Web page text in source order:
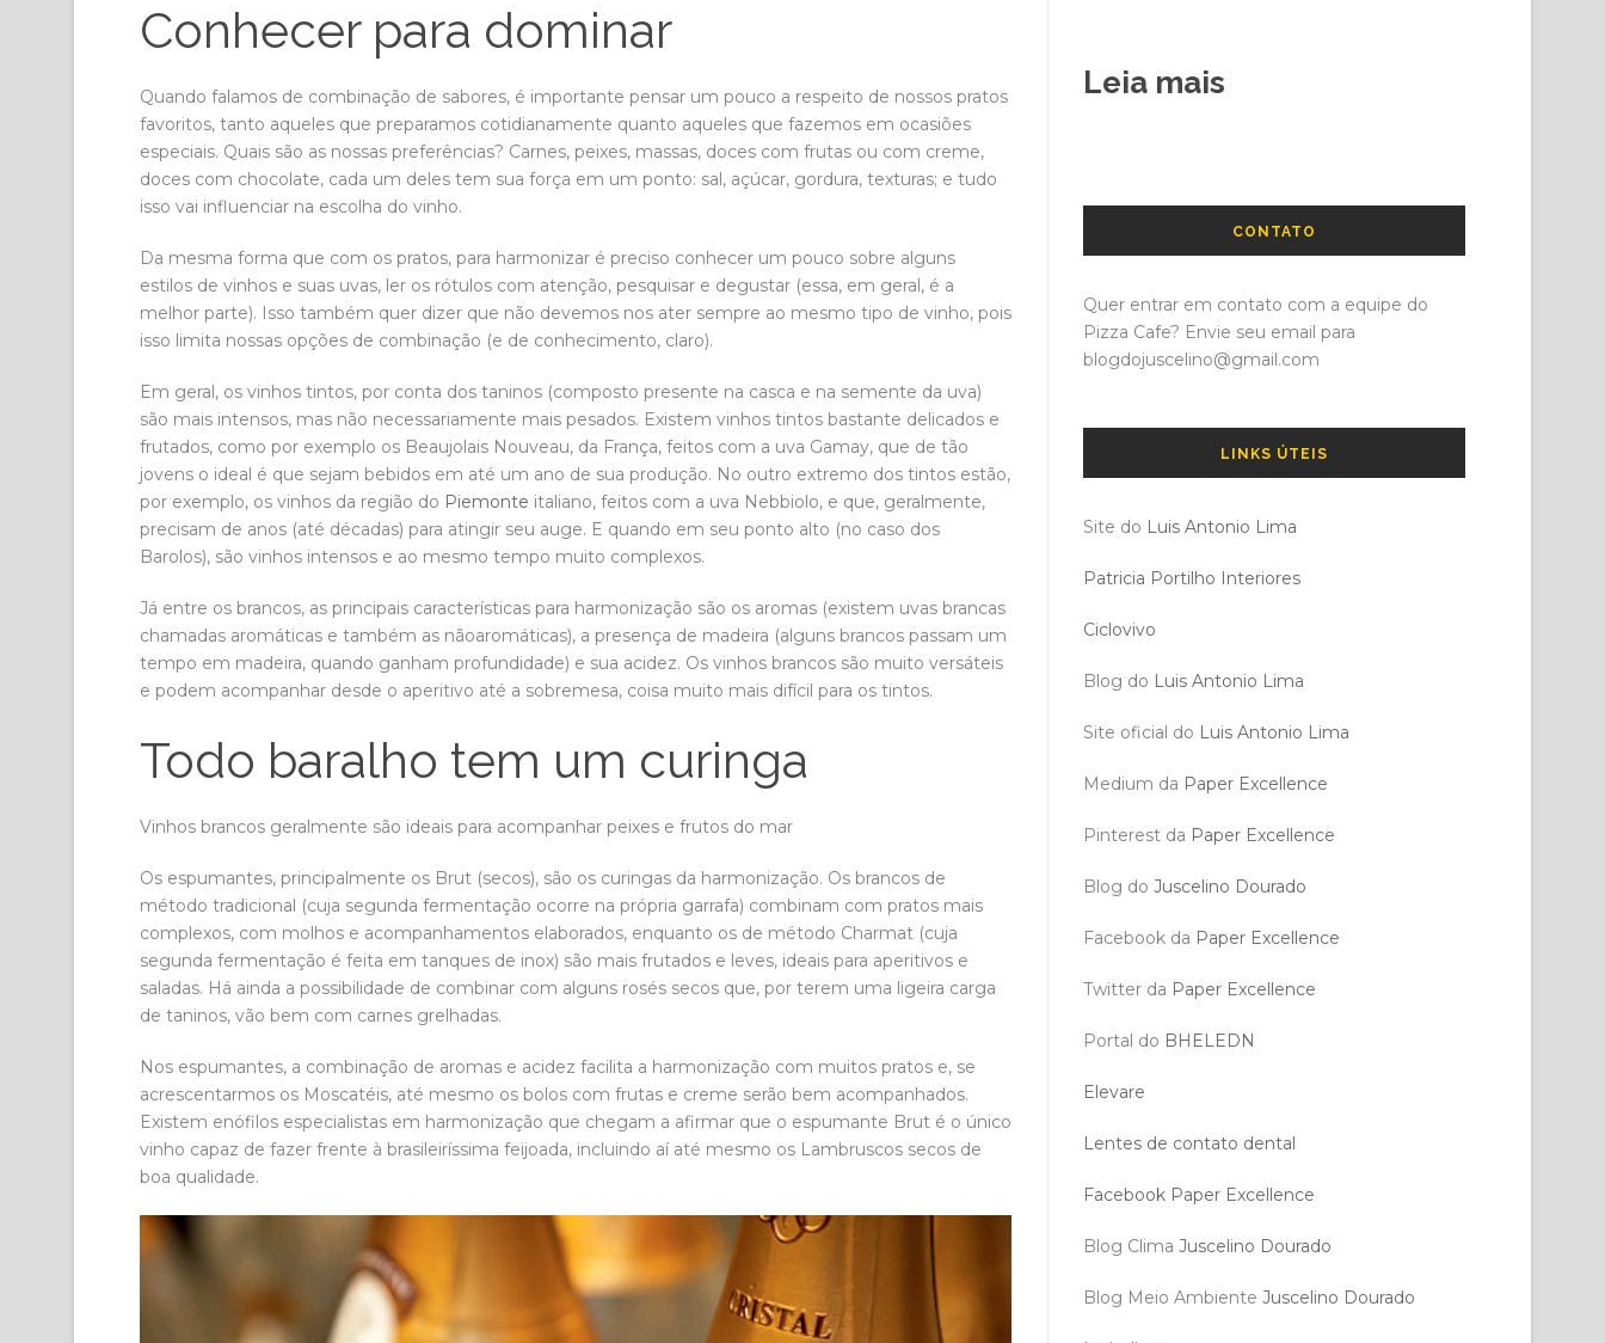
Conhecer para dominar
Quando falamos de combinação de sabores, é importante pensar um pouco a respeito de nossos pratos
favoritos, tanto aqueles que preparamos cotidianamente quanto aqueles que fazemos em ocasiões
especiais. Quais são as nossas preferências? Carnes, peixes, massas, doces com frutas ou com creme,
doces com chocolate, cada um deles tem sua força em um ponto: sal, açúcar, gordura, texturas; e tudo
isso vai influenciar na escolha do vinho.
Da mesma forma que com os pratos, para harmonizar é preciso conhecer um pouco sobre alguns
estilos de vinhos e suas uvas, ler os rótulos com atenção, pesquisar e degustar (essa, em geral, é a
melhor parte). Isso também quer dizer que não devemos nos ater sempre ao mesmo tipo de vinho, pois
isso limita nossas opções de combinação (e de conhecimento, claro).
Em geral, os vinhos tintos, por conta dos taninos (composto presente na casca e na semente da uva)
são mais intensos, mas não necessariamente mais pesados. Existem vinhos tintos bastante delicados e
frutados, como por exemplo os Beaujolais Nouveau, da França, feitos com a uva Gamay, que de tão
jovens o ideal é que sejam bebidos em até um ano de sua produção. No outro extremo dos tintos estão,
por exemplo, os vinhos da região do Piemonte italiano, feitos com a uva Nebbiolo, e que, geralmente,
precisam de anos (até décadas) para atingir seu auge. E quando em seu ponto alto (no caso dos
Barolos), são vinhos intensos e ao mesmo tempo muito complexos.
Já entre os brancos, as principais características para harmonização são os aromas (existem uvas brancas
chamadas aromáticas e também as nãoaromáticas), a presença de madeira (alguns brancos passam um
tempo em madeira, quando ganham profundidade) e sua acidez. Os vinhos brancos são muito versáteis
e podem acompanhar desde o aperitivo até a sobremesa, coisa muito mais difícil para os tintos.
Todo baralho tem um curinga
Vinhos brancos geralmente são ideais para acompanhar peixes e frutos do mar
Os espumantes, principalmente os Brut (secos), são os curingas da harmonização. Os brancos de
método tradicional (cuja segunda fermentação ocorre na própria garrafa) combinam com pratos mais
complexos, com molhos e acompanhamentos elaborados, enquanto os de método Charmat (cuja
segunda fermentação é feita em tanques de inox) são mais frutados e leves, ideais para aperitivos e
saladas. Há ainda a possibilidade de combinar com alguns rosés secos que, por terem uma ligeira carga
de taninos, vão bem com carnes grelhadas.
Nos espumantes, a combinação de aromas e acidez facilita a harmonização com muitos pratos e, se
acrescentarmos os Moscatéis, até mesmo os bolos com frutas e creme serão bem acompanhados.
Existem enófilos especialistas em harmonização que chegam a afirmar que o espumante Brut é o único
vinho capaz de fazer frente à brasileiríssima feijoada, incluindo aí até mesmo os Lambruscos secos de
boa qualidade.
Leia mais
CONTATO
Quer entrar em contato com a equipe do
Pizza Cafe? Envie seu email para
blogdojuscelino@gmail.com
LINKS ÚTEIS
Site do Luis Antonio Lima
Patricia Portilho Interiores
Ciclovivo
Blog do Luis Antonio Lima
Site oficial do Luis Antonio Lima
Medium da Paper Excellence
Pinterest da Paper Excellence
Blog do Juscelino Dourado
Facebook da Paper Excellence
Twitter da Paper Excellence
Portal do BHELEDN
Elevare
Lentes de contato dental
Facebook Paper Excellence
Blog Clima Juscelino Dourado
Blog Meio Ambiente Juscelino Dourado